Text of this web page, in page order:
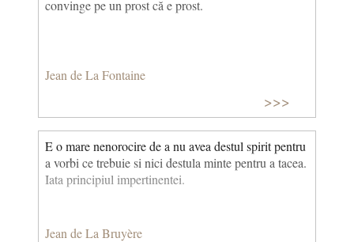
convinge pe un prost că e prost.
Jean de La Fontaine
>>>
E o mare nenorocire de a nu avea destul spirit pentru
a vorbi ce trebuie si nici destula minte pentru a tacea.
Iata principiul impertinentei.
Jean de La Bruyère